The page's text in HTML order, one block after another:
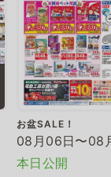
お盆SALE！
08月06日〜08
本日公開